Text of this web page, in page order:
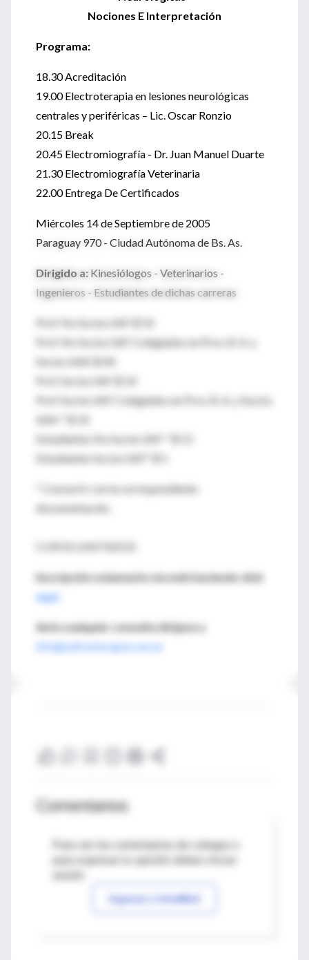
Nociones E Interpretación
Programa:
18.30 Acreditación
19.00 Electroterapia en lesiones neurológicas
centrales y periféricas – Lic. Oscar Ronzio
20.15 Break
20.45 Electromiografía - Dr. Juan Manuel Duarte
21.30 Electromiografía Veterinaria
22.00 Entrega De Certificados
Miércoles 14 de Septiembre de 2005
Paraguay 970 - Ciudad Autónoma de Bs. As.
Dirigido a: Kinesiólogos - Veterinarios -
Ingenieros - Estudiantes de dichas carreras
Prof. No Socios SAF $ 50
Prof. No Socios SAF Colegiados en Prov. B. A. y
Socios AAK $ 40
Prof. Socios SAF $ 10
Prof. Socios SAF Colegiados en Prov. B. A. y Socios
AAK * $ 10
Estudiantes No Socios SAF * $ 15
Estudiantes Socios SAF* $ 5
* Concurrir con la correspondiente
documentación.
CUPOS LIMITADOS
Inscripción solamente via web haciendo click
aquí.
Ante cualquier consulta diríjase a
info@safisioterapia.com.ar
Comentarios
Para ver los comentarios de colegas o
Ingresar a IntraMed